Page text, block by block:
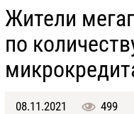
Жители
по
08.11.2021 499